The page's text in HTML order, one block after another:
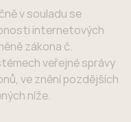
v souladu se
internetových
zákona č.
veřejné správy
ve znění pozdějších
níže.